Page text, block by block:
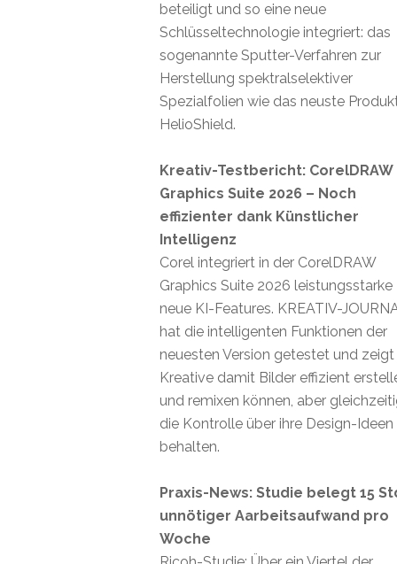
beteiligt und so eine neue
Schlüsseltechnologie integriert: das
sogenannte Sputter-Verfahren zur
Herstellung spektralselektiver
Spezialfolien wie das neuste
HelioShield.
Kreativ-Testbericht: CorelDRAW
Graphics Suite 2026 – Noch
effizienter dank Künstlicher
Intelligenz
Corel integriert in der CorelDRAW
Graphics Suite 2026 leistungsstarke
neue KI-Features. KREATIV-
hat die intelligenten Funktionen der
neuesten Version getestet und
Kreative damit Bilder effizient
und remixen können, aber
die Kontrolle über ihre Design-Ideen
behalten.
Praxis-News: Studie belegt 15
unnötiger Aarbeitsaufwand pro
Woche